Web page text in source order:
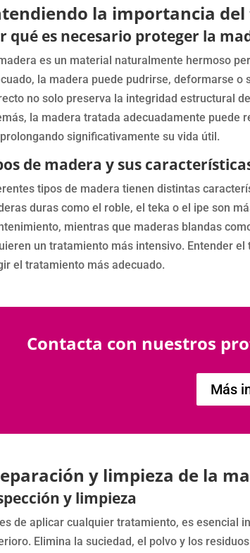
la importancia
qué es necesario proteger la
es un material naturalmente hermoso
la madera puede pudrirse, deformarse
no solo preserva la integridad estructural
la madera tratada adecuadamente puede
prolongando significativamente su vida útil.
de madera y sus
tipos de madera tienen distintas
duras como el roble, el teka o el ipe son
mientras que maderas blandas
un tratamiento más intensivo. Entender
el tratamiento más adecuado.
Contacta con nuestros
Más
y limpieza de la
y limpieza
de aplicar cualquier tratamiento, es esencial
Elimina la suciedad, el polvo y los